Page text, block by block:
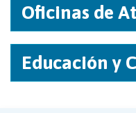
Oficinas de
Educación y